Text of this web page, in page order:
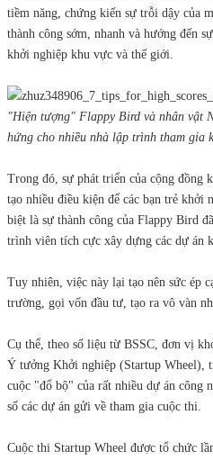
tiềm năng, chứng kiến sự trỗi dậy của
thành công sớm, nhanh và hướng đến
khởi nghiệp khu vực và thế giới.
"Hiện tượng" Flappy Bird và nhân vật
hứng cho nhiều nhà lập trình tham gia
Trong đó, sự phát triển của cộng
tạo nhiều điều kiện để các bạn trẻ khởi
biệt là sự thành công của Flappy Bird
trình viên tích cực xây dựng các dự án
Tuy nhiên, việc này lại tạo nên sức ép
trường, gọi vốn đầu tư, tạo ra vô vàn
Cụ thể, theo số liệu từ BSSC, đơn vị
Ý tưởng Khởi nghiệp (Startup Wheel),
cuộc "đổ bộ" của rất nhiều dự án công
số các dự án gửi về tham gia cuộc thi.
Cuộc thi Startup Wheel được tổ chức